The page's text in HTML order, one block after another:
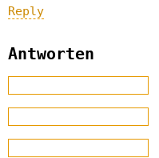
Reply
Antworten